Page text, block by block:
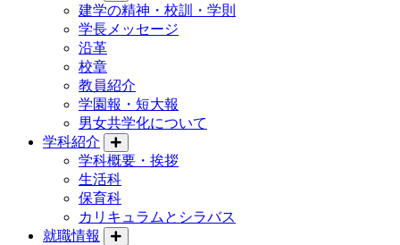
建学の精神・校訓・学則
学長メッセージ
沿革
校章
教員紹介
学園報・短大報
男女共学化について
学科紹介
学科概要・挨拶
生活科
保育科
カリキュラムとシラバス
就職情報